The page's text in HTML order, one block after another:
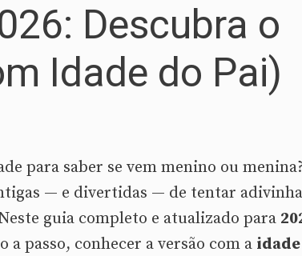
Descubra o
Idade do Pai)
para saber se vem menino ou
— e divertidas — de tentar
guia completo e atualizado para
a passo, conhecer a versão com a